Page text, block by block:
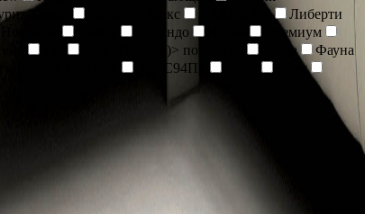
Комбо Лайла де Люкс ЛАКШЕРИ
Либерти
Орландо
Премиум
ТАЧ <(Россия)> покрытия Тейда
Фауна
Эко С94ПР
Эфес